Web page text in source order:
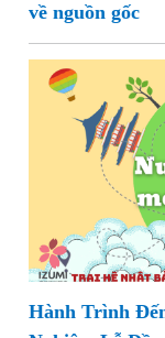
về nguồn gốc
Hành Trình